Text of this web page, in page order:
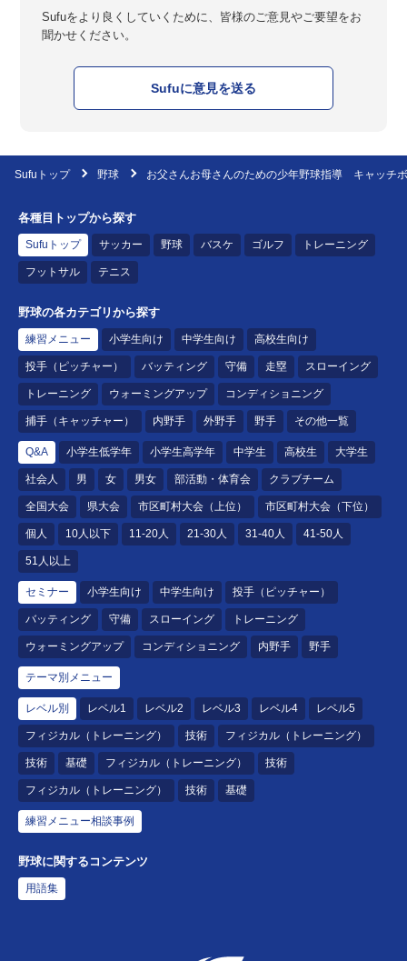
Sufuをより良くしていくために、皆様のご意見やご要望をお
聞かせください。
Sufuに意見を送る
Sufuトップ 野球 お父さんお母さんのための少年野球指導 キャッチ
各種目トップから探す
Sufuトップ サッカー 野球 バスケ ゴルフ トレーニング
フットサル テニス
野球の各カテゴリから探す
練習メニュー 小学生向け 中学生向け 高校生向け
投手（ピッチャー） バッティング 守備 走塁 スローイング
トレーニング ウォーミングアップ コンディショニング
捕手（キャッチャー） 内野手 外野手 野手 その他一覧
Q&A 小学生低学年 小学生高学年 中学生 高校生 大学生
社会人 男 女 男女 部活動・体育会 クラブチーム
全国大会 県大会 市区町村大会（上位） 市区町村大会（下位）
個人 10人以下 11-20人 21-30人 31-40人 41-50人
51人以上
セミナー 小学生向け 中学生向け 投手（ピッチャー）
バッティング 守備 スローイング トレーニング
ウォーミングアップ コンディショニング 内野手 野手
テーマ別メニュー
レベル別 レベル1 レベル2 レベル3 レベル4 レベル5
フィジカル（トレーニング） 技術 フィジカル（トレーニング）
技術 基礎 フィジカル（トレーニング） 技術
フィジカル（トレーニング） 技術 基礎
練習メニュー相談事例
野球に関するコンテンツ
用語集